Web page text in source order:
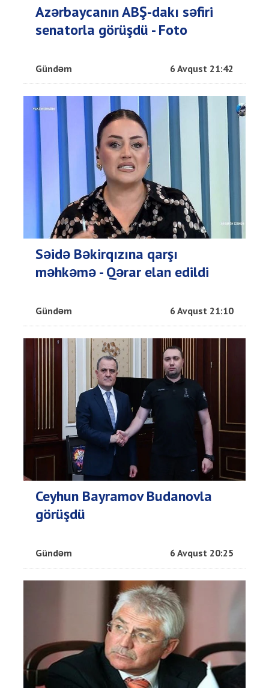
Azərbaycanın ABŞ-dakı səfiri
senatorla görüşdü - Foto
Gündəm 6 Avqust 21:42
Səidə Bəkirqızına qarşı
məhkəmə - Qərar elan edildi
Gündəm 6 Avqust 21:10
Ceyhun Bayramov Budanovla
görüşdü
Gündəm 6 Avqust 20:25